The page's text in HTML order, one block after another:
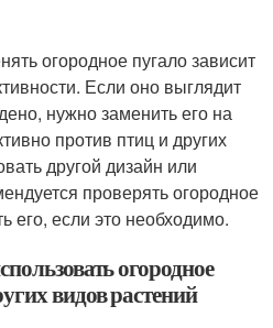
огородное пугало зависит
Если оно выглядит
нужно заменить его на
против птиц и других
другой дизайн или
проверять огородное
его, если это необходимо.
огородное
видов растений